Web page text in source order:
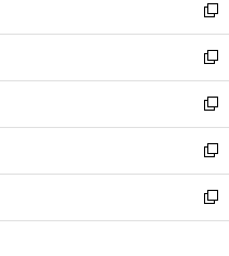
く
で
開
く
ド
ウ
で
開
く
ィ
ン
ド
ウ
で
開
く
い
ウ
ィ
ン
ド
ウ
で
開
く
新
し
い
ウ
ィ
ン
ド
ウ
で
開
新
し
い
ウ
ィ
ン
ド
ウ
新
し
い
ウ
ィ
ン
新
し
い
ウ
新
し